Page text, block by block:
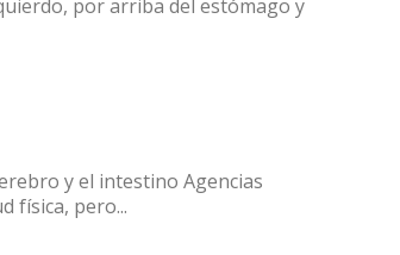
por arriba del estómago y
y el intestino Agencias
física, pero...